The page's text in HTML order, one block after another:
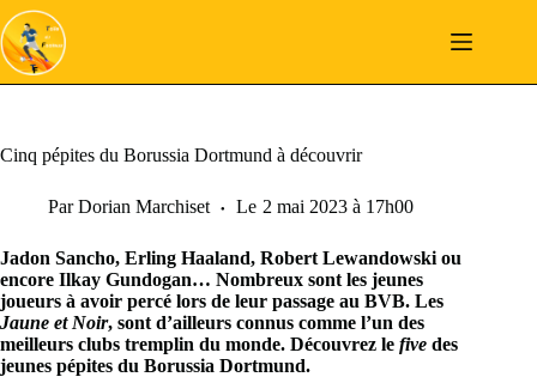
Passer
au
contenu
Cinq pépites du Borussia Dortmund à découvrir
Par Dorian Marchiset Le 2 mai 2023 à 17h00
Jadon Sancho, Erling Haaland, Robert Lewandowski ou
encore Ilkay Gundogan… Nombreux sont les jeunes
joueurs à avoir percé lors de leur passage au BVB. Les
Jaune et Noir, sont d’ailleurs connus comme l’un des
meilleurs clubs tremplin du monde. Découvrez le five des
jeunes pépites du Borussia Dortmund.